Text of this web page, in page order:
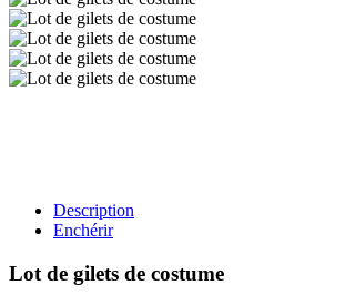
Description
Enchérir
Lot de gilets de costume